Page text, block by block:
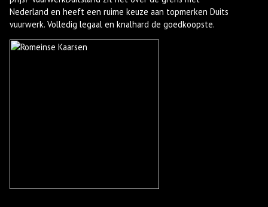
Nederland en heeft een ruime keuze aan topmerken Duits
vuurwerk. Volledig legaal en knalhard de goedkoopste.